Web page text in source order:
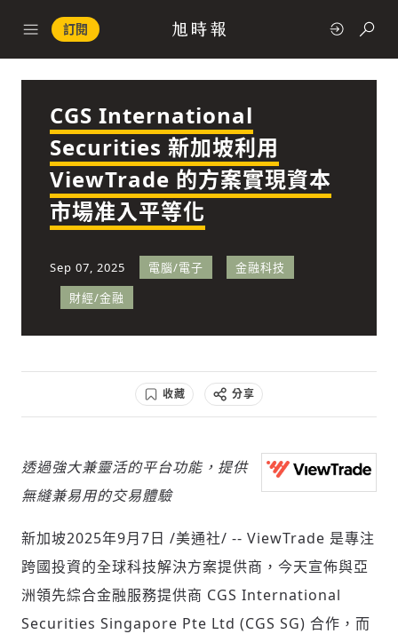
訂閱
快速連結
政治
經濟
社會
人文
CGS International
Securities 新加坡利用
ViewTrade 的方案實現資本
市場准入平等化
Sep 07, 2025 電腦/電子
金融科技
財經/金融
收藏 分享
透過強大兼靈活的平台功能，提供
無縫兼易用的交易體驗
新加坡2025年9月7日 /美通社/ -- ViewTrade 是專注
跨國投資的全球科技解決方案提供商，今天宣佈與亞
洲領先綜合金融服務提供商 CGS International
Securities Singapore Pte Ltd (CGS SG) 合作，而